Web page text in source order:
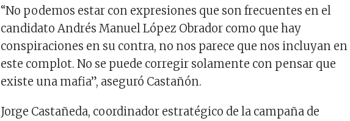
“No podemos estar con expresiones que son frecuentes en el
candidato Andrés Manuel López Obrador como que hay
conspiraciones en su contra, no nos parece que nos incluyan en
este complot. No se puede corregir solamente con pensar que
existe una mafia”, aseguró Castañón.
Jorge Castañeda, coordinador estratégico de la campaña de